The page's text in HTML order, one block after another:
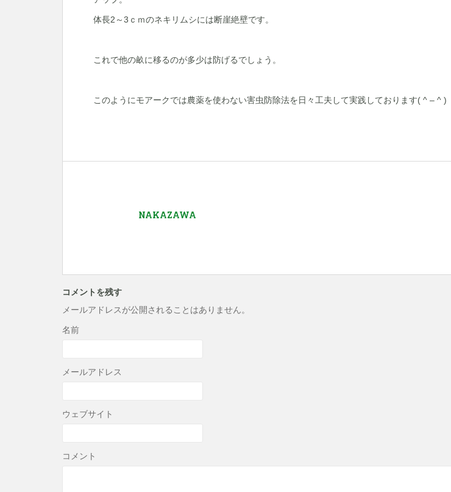
体長2～3ｃｍのネキリムシには断崖絶壁です。
これで他の畝に移るのが多少は防げるでしょう。
このようにモアークでは農薬を使わない害虫防除法を日々工夫して実践しております( ^ – ^ )ゝ
NAKAZAWA
コメントを残す
メールアドレスが公開されることはありません。
名前
メールアドレス
ウェブサイト
コメント